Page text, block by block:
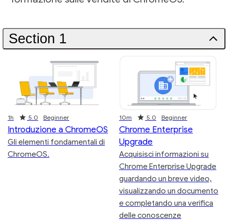
Section 1
Introduzione a ChromeOS
Gli elementi fondamentali di
ChromeOS.
Duration
1h
Rating 5.0 Beginner
Chrome Enterprise
Upgrade
Acquisisci informazioni su
Chrome Enterprise Upgrade
guardando un breve video,
visualizzando un documento
e completando una verifica
delle conoscenze
Duration 10m
Rating 5.0 Beginner